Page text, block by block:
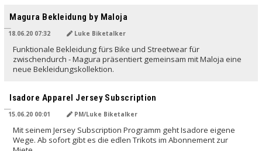
Magura Bekleidung by Maloja
18.06.20 07:32 Luke Biketalker
Funktionale Bekleidung fürs Bike und Streetwear für
zwischendurch - Magura präsentiert gemeinsam mit Maloja eine
neue Bekleidungskollektion.
Isadore Apparel Jersey Subscription
15.06.20 00:01 PM/Luke Biketalker
Mit seinem Jersey Subscription Programm geht Isadore eigene
Wege. Ab sofort gibt es die edlen Trikots im Abonnement zur